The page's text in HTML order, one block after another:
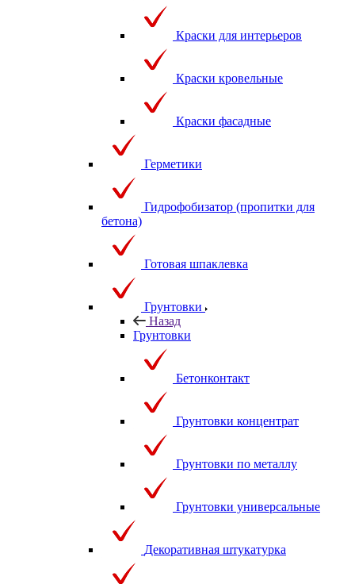
Краски для интерьеров
Краски кровельные
Краски фасадные
Герметики
Гидрофобизатор (пропитки для
бетона)
Готовая шпаклевка
Грунтовки
Назад
Грунтовки
Бетонконтакт
Грунтовки концентрат
Грунтовки по металлу
Грунтовки универсальные
Декоративная штукатурка